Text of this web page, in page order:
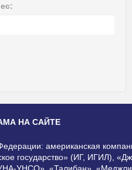
НА САЙТЕ
американская
государство» (ИГ, ИГИЛ),
УНСО», «Талибан»,